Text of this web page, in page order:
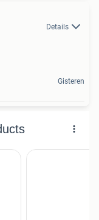
Details
Gisteren